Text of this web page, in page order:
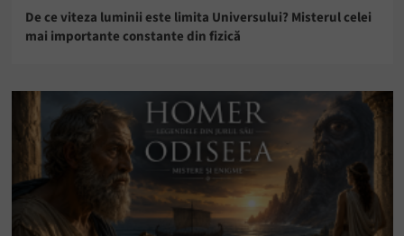
De ce viteza luminii este limita Universului? Misterul celei
mai importante constante din fizică